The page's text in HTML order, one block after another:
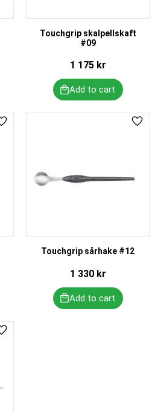
Touchgrip skalpellskaft
#09
1 175kr
Add to favorites
Touchgrip sårhake #12
1 330kr
Add
Add to favorites